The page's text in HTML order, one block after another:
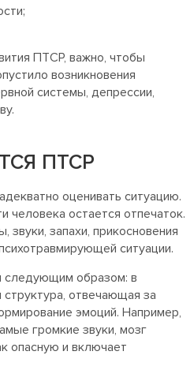
ПТСР, важно, чтобы
возникновения
системы, депрессии,
ПТСР
оценивать ситуацию.
человека остается отпечаток.
запахи, прикосновения
ситуации.
следующим образом: в
отвечающая за
эмоций. Например,
громкие звуки, мозг
опасную и включает